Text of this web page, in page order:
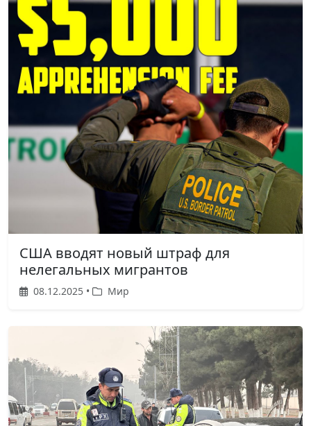
США вводят новый штраф для
нелегальных мигрантов
08.12.2025 • Мир